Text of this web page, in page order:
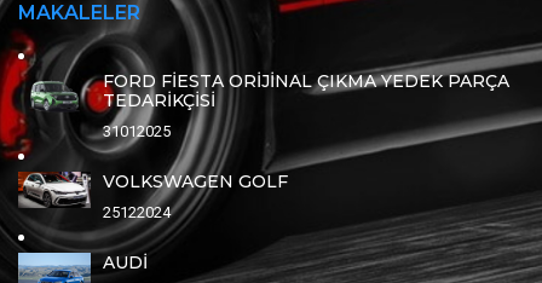
MAKALELER
FORD FİESTA ORİJİNAL ÇIKMA YEDEK PARÇA
TEDARİKÇİSİ
31012025
VOLKSWAGEN GOLF
25122024
AUDİ